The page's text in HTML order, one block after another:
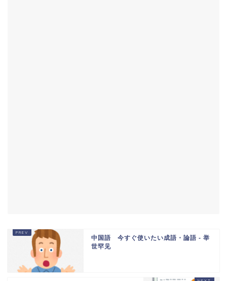
中国語 今すぐ使いたい成語・論語 - 举
世罕见